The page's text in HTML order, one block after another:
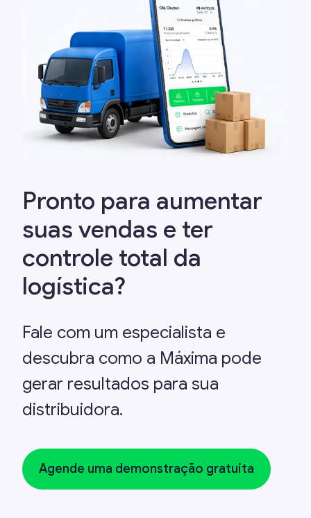
Pronto para aumentar
suas vendas e ter
controle total da
logística?
Fale com um especialista e
descubra como a Máxima pode
gerar resultados para sua
distribuidora.
Agende uma demonstração gratuita